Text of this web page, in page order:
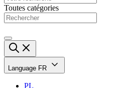
Toutes catégories
Language FR
PL